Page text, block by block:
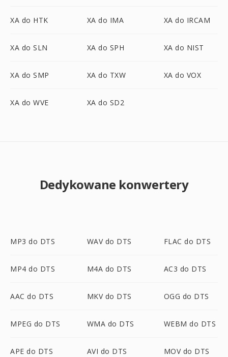
XA do HTK XA do IMA XA do IRCAM
XA do SLN XA do SPH XA do NIST
XA do SMP XA do TXW XA do VOX
XA do WVE XA do SD2
Dedykowane konwertery
MP3 do DTS WAV do DTS FLAC do DTS
MP4 do DTS M4A do DTS AC3 do DTS
AAC do DTS MKV do DTS OGG do DTS
MPEG do DTS WMA do DTS WEBM do DTS
APE do DTS AVI do DTS MOV do DTS